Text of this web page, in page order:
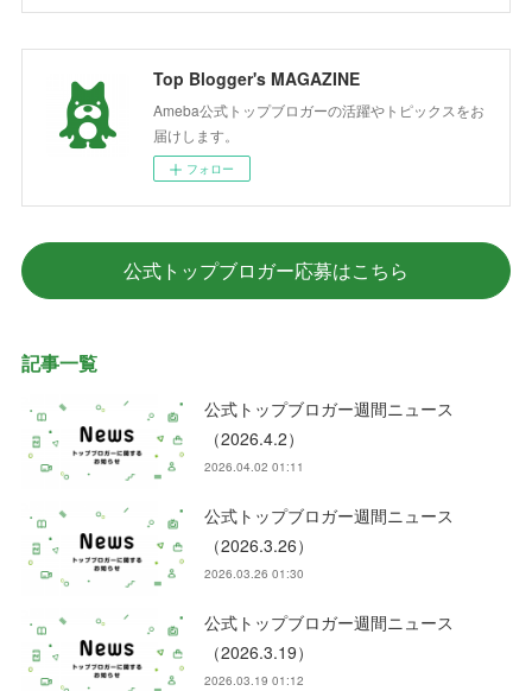
Top Blogger's MAGAZINE
Ameba公式トップブロガーの活躍やトピックスをお
届けします。
フォロー
公式トップブロガー応募はこちら
記事一覧
公式トップブロガー週間ニュース
（2026.4.2）
2026.04.02 01:11
公式トップブロガー週間ニュース
（2026.3.26）
2026.03.26 01:30
公式トップブロガー週間ニュース
（2026.3.19）
2026.03.19 01:12